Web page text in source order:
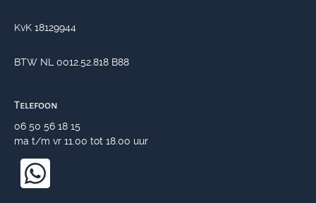
KvK 18129944
BTW NL 0012.52.818 B88
Telefoon
06 50 56 18 15
ma t/m vr 11.00 tot 18.00 uur